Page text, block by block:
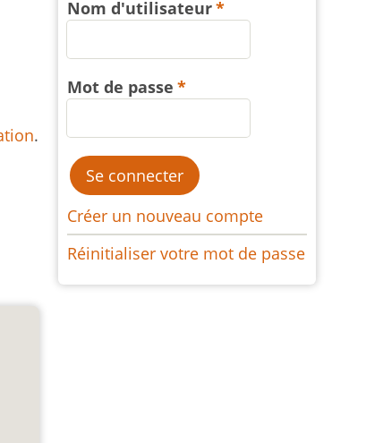
.
Nom d'utilisateur
Mot de passe
Créer un nouveau compte
Réinitialiser votre mot de passe